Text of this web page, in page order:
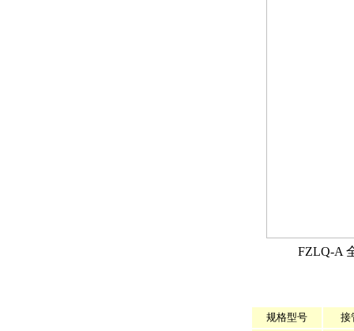
FZLQ-A
规格型号
接